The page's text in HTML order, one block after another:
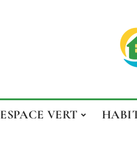
ESPACE VERT